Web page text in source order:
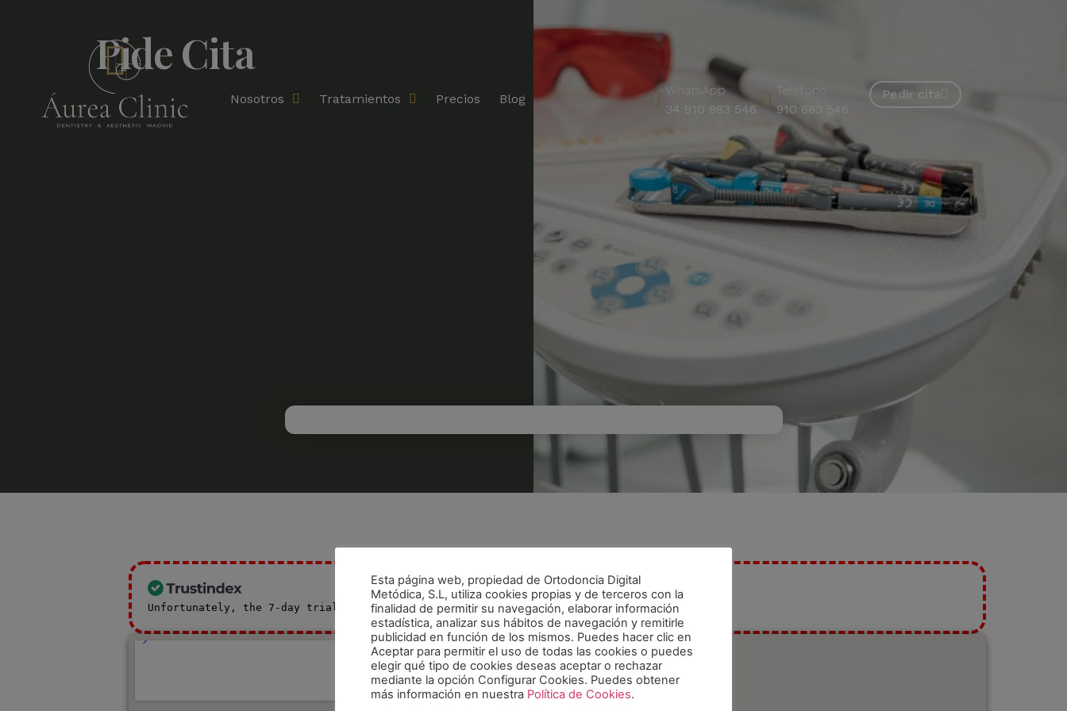
Nosotros Tratamientos Precios Blog
WhatsApp
34 910 883 546
Teléfono
910 883 546
Pedir cita
Pide Cita
Unfortunately, the 7-day trial period has expired.Check our subscription plans! >>
Esta página web, propiedad de Ortodoncia Digital
Metódica, S.L, utiliza cookies propias y de terceros con la
finalidad de permitir su navegación, elaborar información
estadística, analizar sus hábitos de navegación y remitirle
publicidad en función de los mismos. Puedes hacer clic en
Aceptar para permitir el uso de todas las cookies o puedes
elegir qué tipo de cookies deseas aceptar o rechazar
mediante la opción Configurar Cookies. Puedes obtener
más información en nuestra Política de Cookies.